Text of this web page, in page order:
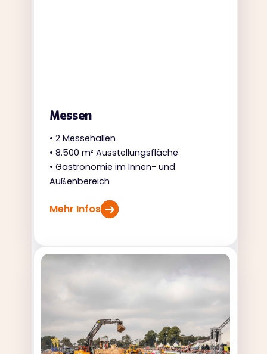
Messen
• 2 Messehallen
• 8.500 m² Ausstellungsfläche
• Gastronomie im Innen- und
Außenbereich
Mehr Infos